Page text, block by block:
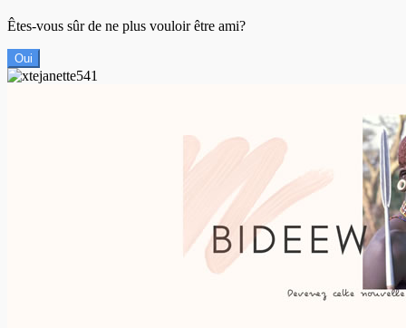
Êtes-vous sûr de ne plus vouloir être ami?
Oui